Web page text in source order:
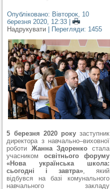
Опубліковано: Вівторок, 10
березня 2020, 12:33 |
Надрукувати
| Перегляди: 1455
5 березня 2020 рокузаступник
директора з навчально–виховної
роботи Жанна Здоренко стала
учасником освітнього форуму
«Нова українська школа:
сьогодні і завтра» , який
відбувся на базі комунального
навчального закладу